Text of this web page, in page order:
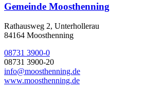
Gemeinde Moosthenning
Rathausweg 2, Unterhollerau
84164 Moosthenning
08731 3900-0
08731 3900-20
info@moosthenning.de
www.moosthenning.de